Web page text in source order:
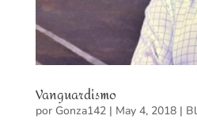
Vanguardismo
por Gonza142| May 4, 2018|